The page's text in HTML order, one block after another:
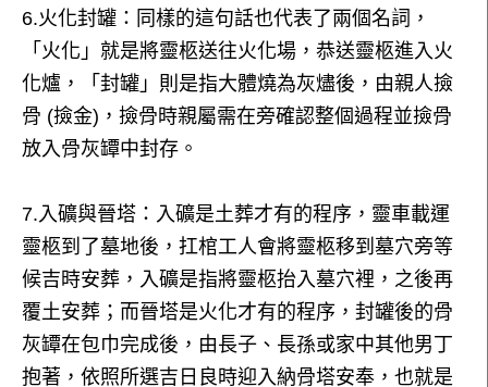
6.火化封罐：同樣的這句話也代表了兩個名詞，
「火化」就是將靈柩送往火化場，恭送靈柩進入火
化爐，「封罐」則是指大體燒為灰燼後，由親人撿
骨 (撿金)，撿骨時親屬需在旁確認整個過程並撿骨
放入骨灰罈中封存。
7.入礦與晉塔：入礦是土葬才有的程序，靈車載運
靈柩到了墓地後，扛棺工人會將靈柩移到墓穴旁等
候吉時安葬，入礦是指將靈柩抬入墓穴裡，之後再
覆土安葬；而晉塔是火化才有的程序，封罐後的骨
灰罈在包巾完成後，由長子、長孫或家中其他男丁
抱著，依照所選吉日良時迎入納骨塔安奉，也就是